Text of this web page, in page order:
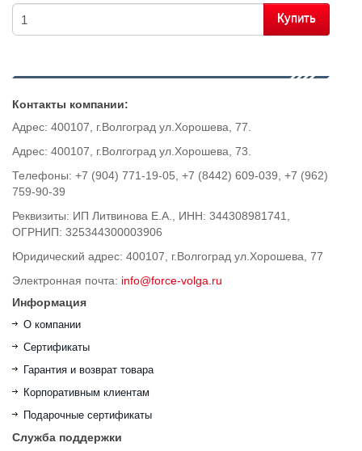
Купить
Контакты компании:
Адрес: 400107, г.Волгоград ул.Хорошева, 77.
Адрес: 400107, г.Волгоград ул.Хорошева, 73.
Телефоны: +7 (904) 771-19-05, +7 (8442) 609-039, +7 (962)
759-90-39
Реквизиты: ИП Литвинова Е.А., ИНН: 344308981741,
ОГРНИП: 325344300003906
Юридический адрес: 400107, г.Волгоград ул.Хорошева, 77
Электронная почта: info@force-volga.ru
Информация
О компании
Сертификаты
Гарантия и возврат товара
Корпоративным клиентам
Подарочные сертификаты
Служба поддержки